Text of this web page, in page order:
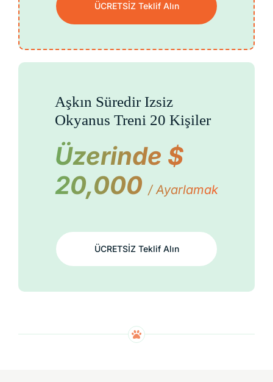
ÜCRETSİZ Teklif Alın
Aşkın Süredir Izsiz
Okyanus Treni 20 Kişiler
Üzerinde $
20,000 / Ayarlamak
ÜCRETSİZ Teklif Alın